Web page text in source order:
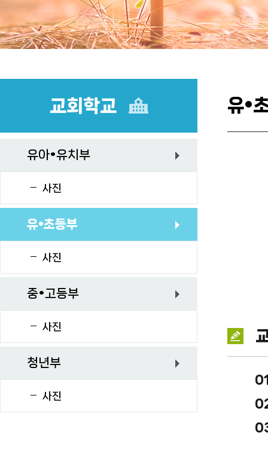
교회학교
유아•유치부
사진
유•초등부
사진
중•고등부
사진
청년부
사진
유•